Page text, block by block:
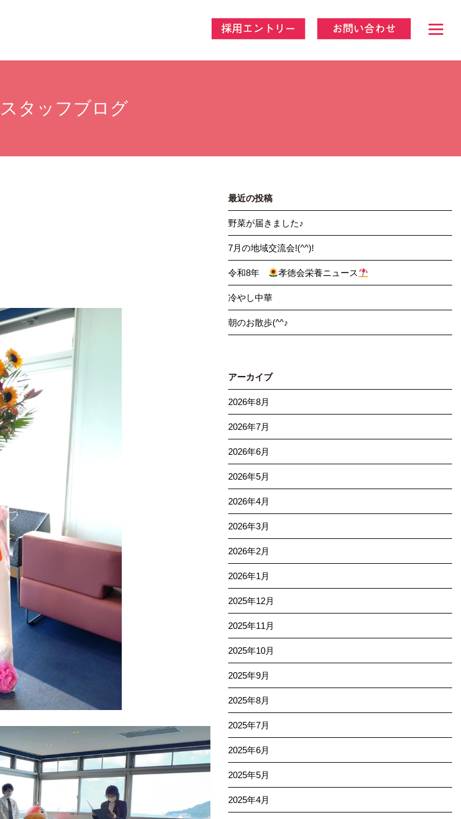
スタッフブログ
最近の投稿
野菜が届きました♪
7月の地域交流会!(^^)!
令和8年 孝徳会栄養ニュース
冷やし中華
朝のお散歩(^^♪
アーカイブ
2026年8月
2026年7月
2026年6月
2026年5月
2026年4月
2026年3月
2026年2月
2026年1月
2025年12月
2025年11月
2025年10月
2025年9月
2025年8月
2025年7月
2025年6月
2025年5月
2025年4月